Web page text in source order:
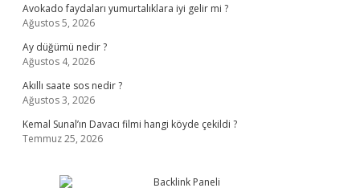
Avokado faydaları yumurtalıklara iyi gelir mi ?
Ağustos 5, 2026
Ay düğümü nedir ?
Ağustos 4, 2026
Akıllı saate sos nedir ?
Ağustos 3, 2026
Kemal Sunal’ın Davacı filmi hangi köyde çekildi ?
Temmuz 25, 2026